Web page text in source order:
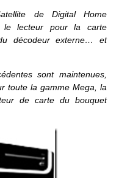
de Digital Home
le lecteur pour la carte
décodeur externe… et
sont maintenues,
toute la gamme Mega, la
de carte du bouquet